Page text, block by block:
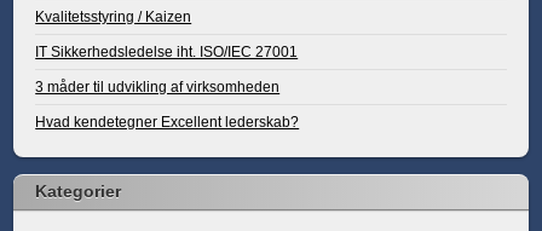
Kvalitetsstyring / Kaizen
IT Sikkerhedsledelse iht. ISO/IEC 27001
3 måder til udvikling af virksomheden
Hvad kendetegner Excellent lederskab?
Kategorier